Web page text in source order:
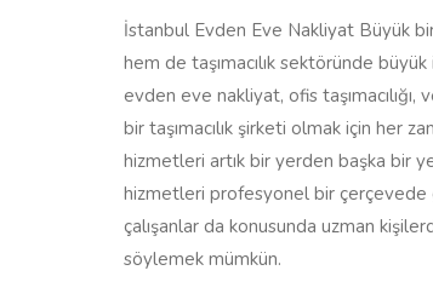
İstanbul Evden Eve Nakliyat Büyük
hem de taşımacılık sektöründe
evden eve nakliyat, ofis
bir taşımacılık şirketi olmak için her
hizmetleri artık bir yerden başka bir
hizmetleri profesyonel bir çerçevede
çalışanlar da konusunda uzman
söylemek mümkün.